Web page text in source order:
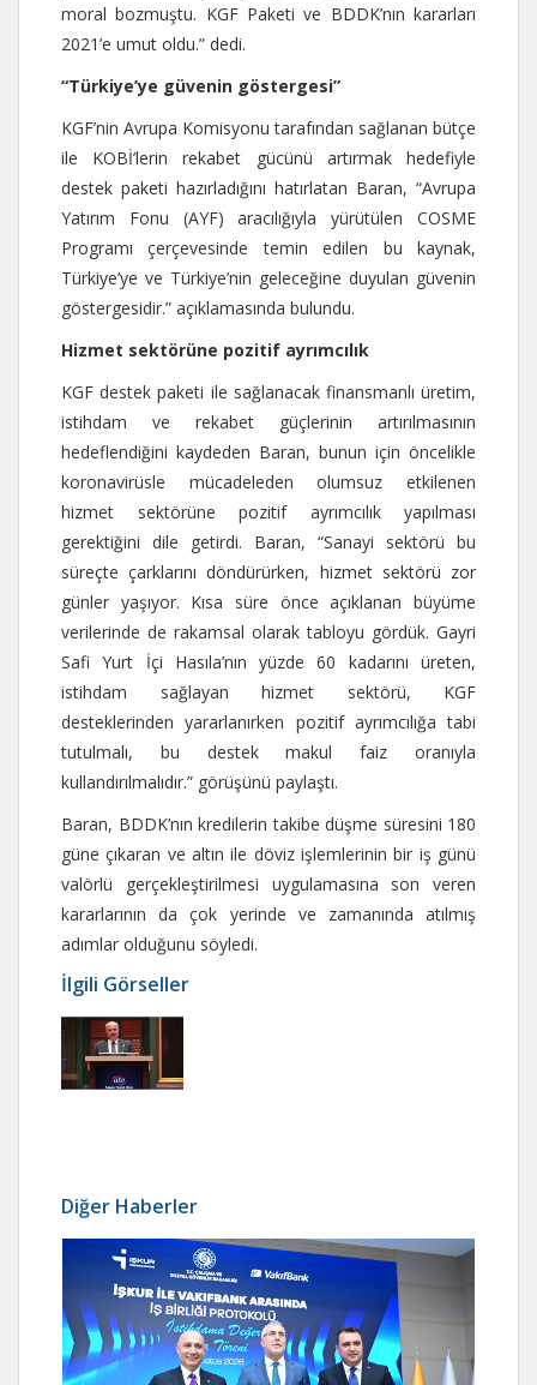
moral bozmuştu. KGF Paketi ve BDDK’nın kararları
2021’e umut oldu.” dedi.
“Türkiye’ye güvenin göstergesi”
KGF’nin Avrupa Komisyonu tarafından sağlanan bütçe
ile KOBİ’lerin rekabet gücünü artırmak hedefiyle
destek paketi hazırladığını hatırlatan Baran, “Avrupa
Yatırım Fonu (AYF) aracılığıyla yürütülen COSME
Programı çerçevesinde temin edilen bu kaynak,
Türkiye’ye ve Türkiye’nin geleceğine duyulan güvenin
göstergesidir.” açıklamasında bulundu.
Hizmet sektörüne pozitif ayrımcılık
KGF destek paketi ile sağlanacak finansmanlı üretim,
istihdam ve rekabet güçlerinin artırılmasının
hedeflendiğini kaydeden Baran, bunun için öncelikle
koronavirüsle mücadeleden olumsuz etkilenen
hizmet sektörüne pozitif ayrımcılık yapılması
gerektiğini dile getirdi. Baran, “Sanayi sektörü bu
süreçte çarklarını döndürürken, hizmet sektörü zor
günler yaşıyor. Kısa süre önce açıklanan büyüme
verilerinde de rakamsal olarak tabloyu gördük. Gayri
Safi Yurt İçi Hasıla’nın yüzde 60 kadarını üreten,
istihdam sağlayan hizmet sektörü, KGF
desteklerinden yararlanırken pozitif ayrımcılığa tabi
tutulmalı, bu destek makul faiz oranıyla
kullandırılmalıdır.” görüşünü paylaştı.
Baran, BDDK’nın kredilerin takibe düşme süresini 180
güne çıkaran ve altın ile döviz işlemlerinin bir iş günü
valörlü gerçekleştirilmesi uygulamasına son veren
kararlarının da çok yerinde ve zamanında atılmış
adımlar olduğunu söyledi.
İlgili Görseller
Diğer Haberler